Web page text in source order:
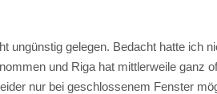
ungünstig gelegen. Bedacht hatte ich
und Riga hat mittlerweile ganz
nur bei geschlossenem Fenster